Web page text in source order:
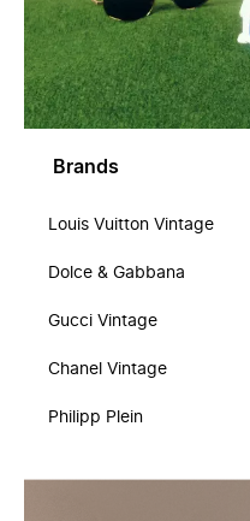
Brands
Louis Vuitton Vintage
Dolce & Gabbana
Gucci Vintage
Chanel Vintage
Philipp Plein